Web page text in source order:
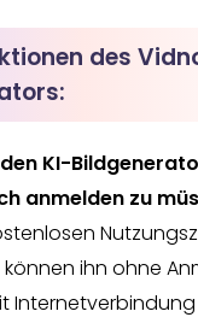
des
den KI-
anmelden zu
ihn ohne